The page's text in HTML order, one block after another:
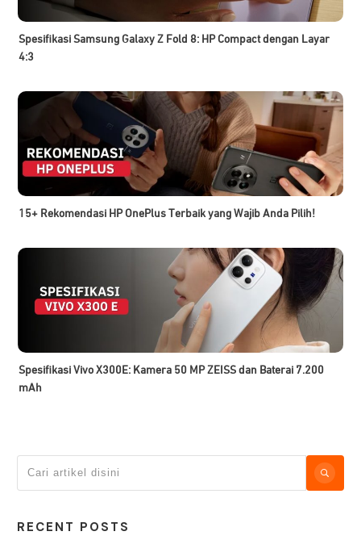
Spesifikasi Samsung Galaxy Z Fold 8: HP Compact dengan Layar
4:3
15+ Rekomendasi HP OnePlus Terbaik yang Wajib Anda Pilih!
Spesifikasi Vivo X300E: Kamera 50 MP ZEISS dan Baterai 7.200
mAh
RECENT POSTS